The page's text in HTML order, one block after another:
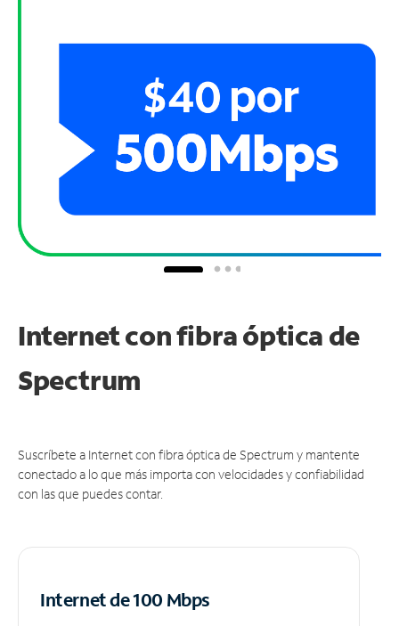
Internet con fibra óptica de
Spectrum
Suscríbete a Internet con fibra óptica de Spectrum y mantente
conectado a lo que más importa con velocidades y confiabilidad
con las que puedes contar.
Internet de 100 Mbps